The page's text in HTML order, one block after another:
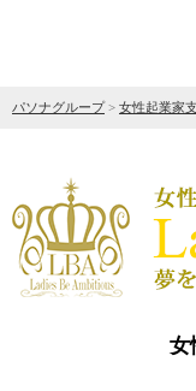
パソナグループ> 女性起業家
女